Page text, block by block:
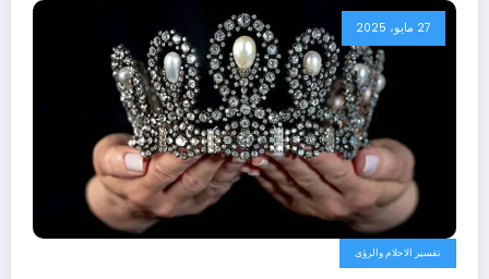
27 مايو، 2025
تفسير الاحلام والرؤى